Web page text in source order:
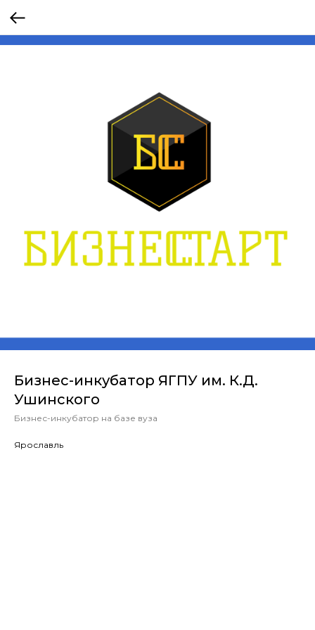
Бизнес-инкубатор ЯГПУ им. К.Д.
Ушинского
Бизнес-инкубатор на базе вуза
Ярославль